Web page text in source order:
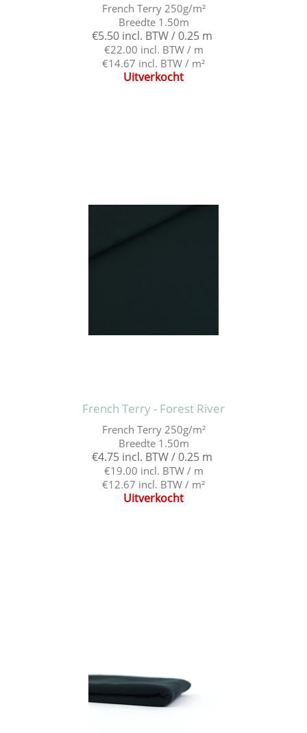
French Terry 250g/m²
Breedte 1.50m
€5.50 incl. BTW / 0.25 m
€22.00 incl. BTW / m
€14.67 incl. BTW / m²
Uitverkocht
French Terry - Forest River
French Terry 250g/m²
Breedte 1.50m
€4.75 incl. BTW / 0.25 m
€19.00 incl. BTW / m
€12.67 incl. BTW / m²
Uitverkocht